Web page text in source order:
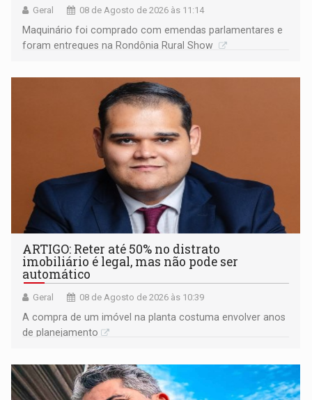
Geral 08 de Agosto de 2026 às 11:14
Maquinário foi comprado com emendas parlamentares e
foram entregues na Rondônia Rural Show
ARTIGO: Reter até 50% no distrato
imobiliário é legal, mas não pode ser
automático
Geral 08 de Agosto de 2026 às 10:39
A compra de um imóvel na planta costuma envolver anos
de planejamento